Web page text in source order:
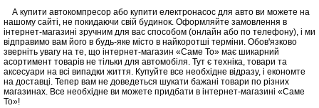
А купити автокомпресор або купити електронасос для авто ви можете на
нашому сайті, не покидаючи свій будинок. Оформляйте замовлення в
інтернет-магазині зручним для вас способом (онлайн або по телефону), і ми
відправимо вам його в будь-яке місто в найкоротші терміни. Обов'язково
зверніть увагу на те, що інтернет-магазин «Саме То» має шикарний
асортимент товарів не тільки для автомобіля. Тут є техніка, товари та
аксесуари на всі випадки життя. Купуйте все необхідне відразу, і економте
на доставці. Тепер вам не доведеться шукати бажані товари по різних
магазинах. Все необхідне ви можете придбати в інтернет-магазині «Саме
То»!